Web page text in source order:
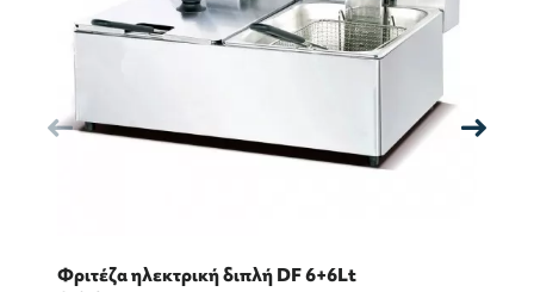
Φριτέζα ηλεκτρική διπλή DF 6+6Lt